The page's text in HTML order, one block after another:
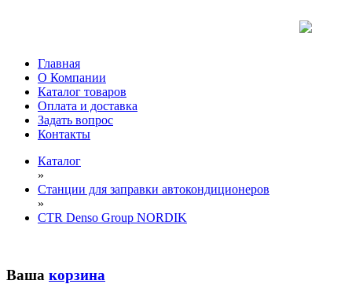
Главная
О Компании
Каталог товаров
Оплата и доставка
Задать вопрос
Контакты
Каталог
»
Станции для заправки автокондиционеров
»
CTR Denso Group NORDIK
Ваша корзина